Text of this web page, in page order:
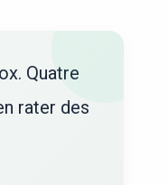
Quatre
rater des